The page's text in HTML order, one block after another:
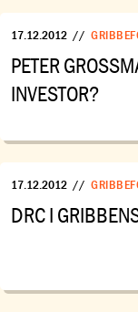
17.12.2012 //
PETER
INVESTOR?
17.12.2012 //
DRC I